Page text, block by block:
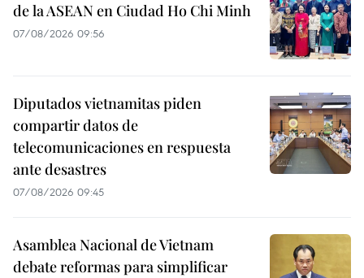
de la ASEAN en Ciudad Ho Chi Minh
07/08/2026 09:56
Diputados vietnamitas piden
compartir datos de
telecomunicaciones en respuesta
ante desastres
07/08/2026 09:45
Asamblea Nacional de Vietnam
debate reformas para simplificar